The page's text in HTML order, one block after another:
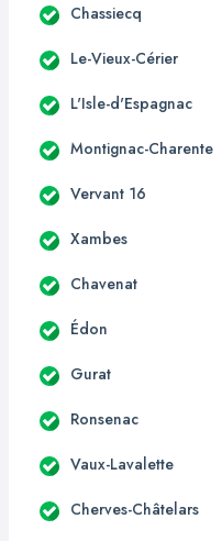
Chassiecq
Le-Vieux-Cérier
L'Isle-d'Espagnac
Montignac-Charente
Vervant 16
Xambes
Chavenat
Édon
Gurat
Ronsenac
Vaux-Lavalette
Cherves-Châtelars